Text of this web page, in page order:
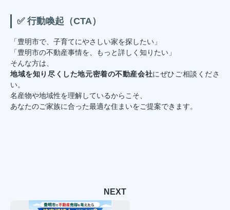
✅ 行動喚起（CTA）
「豊明市で、子育てにやさしい家を探したい」
「豊明市の不動産事情を、もっと詳しく知りたい」
そんな方は、
地域を知り尽くした地元密着の不動産会社にぜひご相談くださ
い。
名産物や地域性を理解しているからこそ、
あなたのご家族に合った最適な住まいをご提案できます。
NEXT